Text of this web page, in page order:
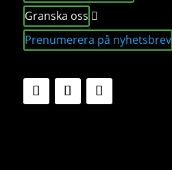
Granska oss
Prenumerera på nyhetsbrev